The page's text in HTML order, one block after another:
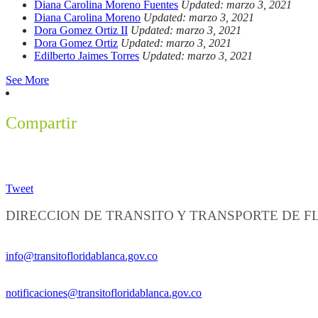
Diana Carolina Moreno Fuentes Updated: marzo 3, 2021
Diana Carolina Moreno Updated: marzo 3, 2021
Dora Gomez Ortiz II Updated: marzo 3, 2021
Dora Gomez Ortiz Updated: marzo 3, 2021
Edilberto Jaimes Torres Updated: marzo 3, 2021
See More
Compartir
Tweet
DIRECCION DE TRANSITO Y TRANSPORTE DE
info@transitofloridablanca.gov.co
notificaciones@transitofloridablanca.gov.co